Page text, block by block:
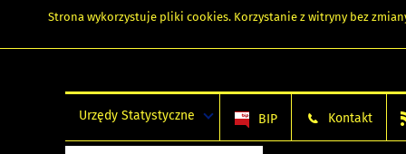
Strona wykorzystuje pliki cookies. Korzystanie z witryny bez
Urzędy Statystyczne BIP Kontakt